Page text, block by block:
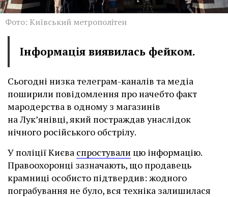
Фото: Київський метрополітен
Інформація виявилась фейком.
Сьогодні низка телеграм-каналів та медіа
поширили повідомлення про начебто факт
мародерства в одному з магазинів
на Лук’янівці, який постраждав унаслідок
нічного російського обстрілу.
У поліції Києва спростувалицю інформацію.
Правоохоронці зазначають, що продавець
крамниці особисто підтвердив: жодного
пограбування не було, вся техніка залишилася